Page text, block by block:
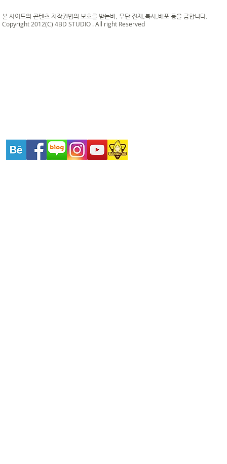
본 사이트의 콘텐츠 저작권법의 보호를 받는바, 무단 전재,복사,배포 등을 금합니다.
Copyright 2012(C) 4BD STUDIO . All right Reserved